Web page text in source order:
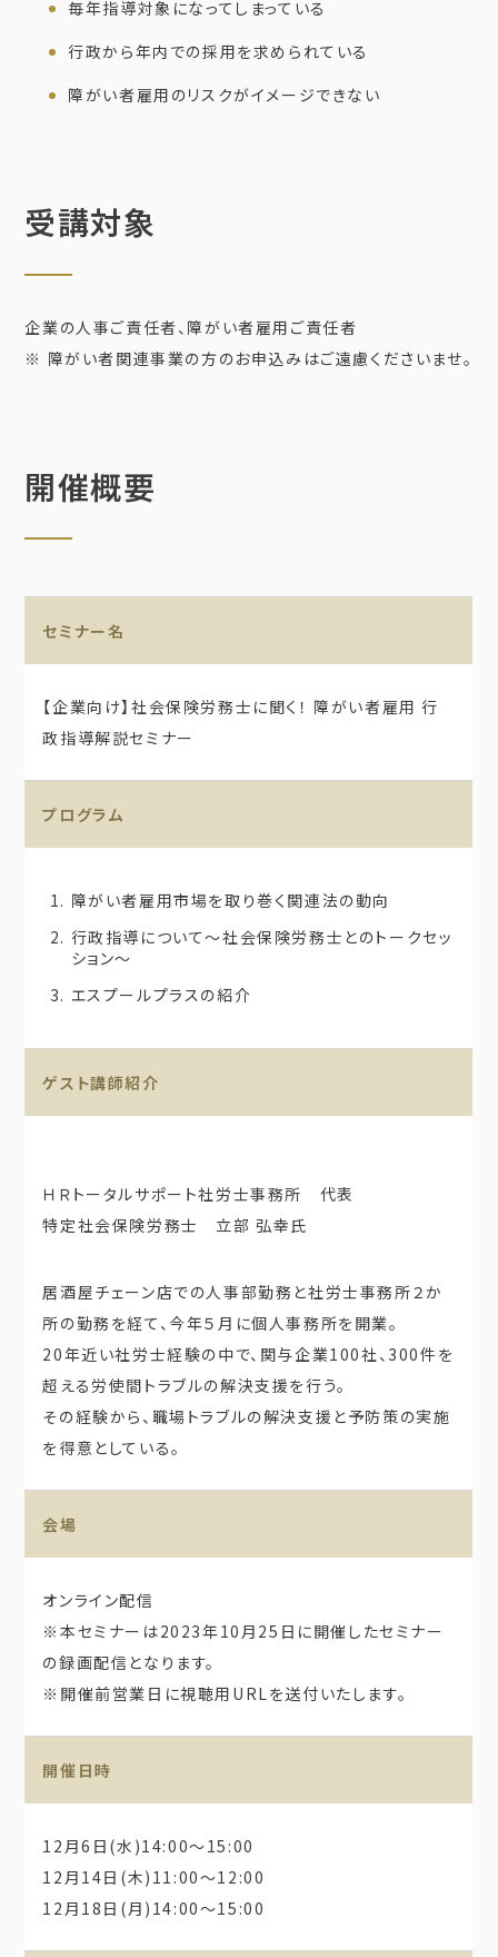
毎年指導対象になってしまっている
行政から年内での採用を求められている
障がい者雇用のリスクがイメージできない
受講対象
企業の人事ご責任者、障がい者雇用ご責任者
※ 障がい者関連事業の方のお申込みはご遠慮くださいませ。
開催概要
セミナー名
【企業向け】社会保険労務士に聞く！ 障がい者雇用 行
政指導解説セミナー
プログラム
障がい者雇用市場を取り巻く関連法の動向
行政指導について～社会保険労務士とのトークセッ
ション～
エスプールプラスの紹介
ゲスト講師紹介
ＨＲトータルサポート社労士事務所 代表
特定社会保険労務士 立部 弘幸氏
居酒屋チェーン店での人事部勤務と社労士事務所２か
所の勤務を経て、今年５月に個人事務所を開業。
20年近い社労士経験の中で、関与企業100社、300件を
超える労使間トラブルの解決支援を行う。
その経験から、職場トラブルの解決支援と予防策の実施
を得意としている。
会場
オンライン配信
※本セミナーは2023年10月25日に開催したセミナー
の録画配信となります。
※開催前営業日に視聴用URLを送付いたします。
開催日時
12月6日(水)14:00～15:00
12月14日(木)11:00～12:00
12月18日(月)14:00～15:00